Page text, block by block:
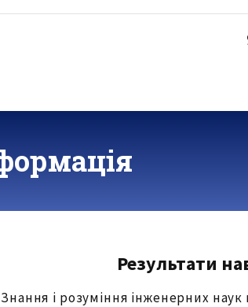
Результати
і розуміння інженерних наук